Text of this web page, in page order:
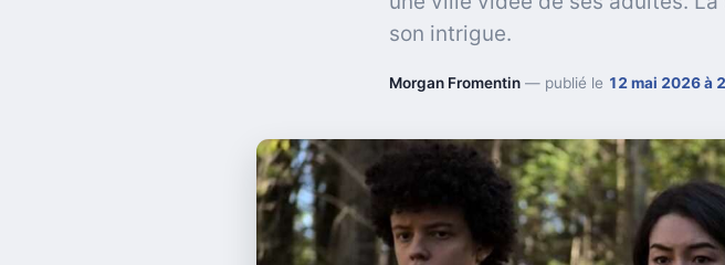
son intrigue.
Morgan Fromentin — publié le 12 mai 2026 à